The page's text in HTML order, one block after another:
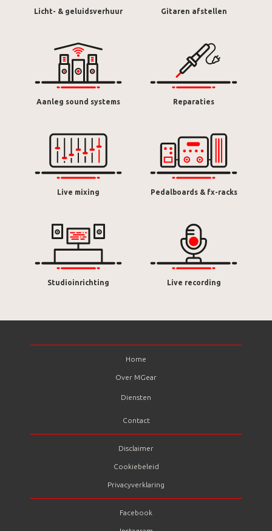
Licht- & geluidsverhuur Gitaren afstellen
Aanleg sound systems Reparaties
Live mixing Pedalboards & fx-racks
Studioinrichting Live recording
Home
Over MGear
Diensten
Contact
Disclaimer
Cookiebeleid
Privacyverklaring
Facebook